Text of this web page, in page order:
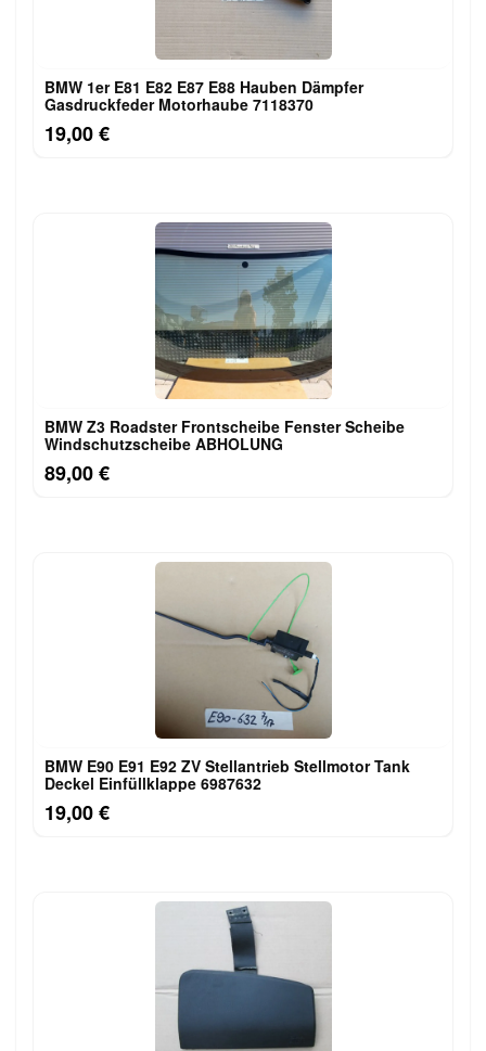
BMW 1er E81 E82 E87 E88 Hauben Dämpfer
Gasdruckfeder Motorhaube 7118370
19,00 €
BMW Z3 Roadster Frontscheibe Fenster Scheibe
Windschutzscheibe ABHOLUNG
89,00 €
BMW E90 E91 E92 ZV Stellantrieb Stellmotor Tank
Deckel Einfüllklappe 6987632
19,00 €